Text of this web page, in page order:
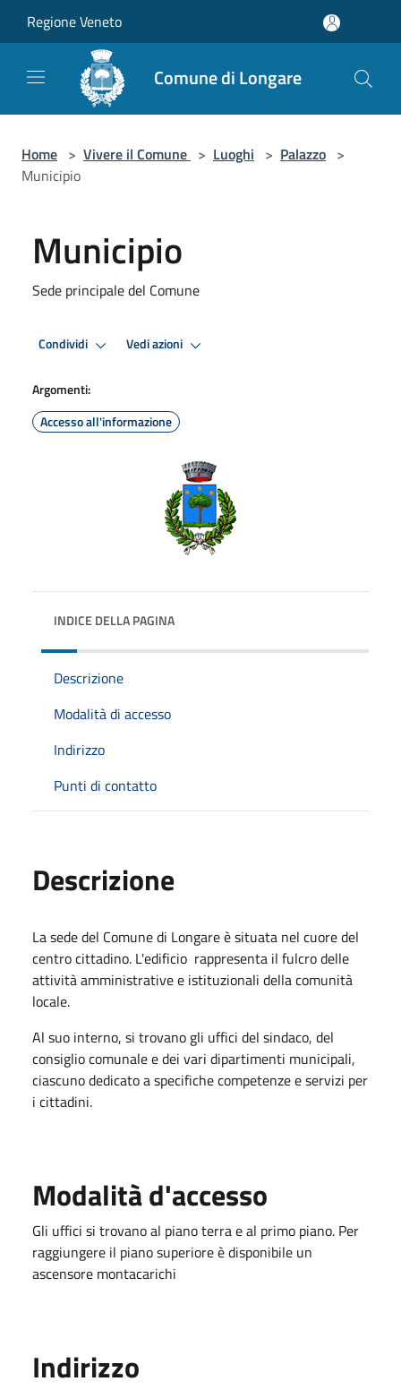
Regione Veneto
Comune di Longare
Home > Vivere il Comune > Luoghi > Palazzo >
Municipio
Municipio
Sede principale del Comune
Condividi Vedi azioni
Argomenti:
Accesso all'informazione
INDICE DELLA PAGINA
Descrizione
Modalità di accesso
Indirizzo
Punti di contatto
Descrizione
La sede del Comune di Longare è situata nel cuore del
centro cittadino. L'edificio rappresenta il fulcro delle
attività amministrative e istituzionali della comunità
locale.
Al suo interno, si trovano gli uffici del sindaco, del
consiglio comunale e dei vari dipartimenti municipali,
ciascuno dedicato a specifiche competenze e servizi per
i cittadini.
Modalità d'accesso
Gli uffici si trovano al piano terra e al primo piano. Per
raggiungere il piano superiore è disponibile un
ascensore montacarichi
Indirizzo